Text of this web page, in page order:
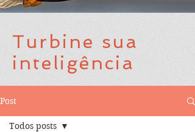
Turbine sua
inteligência
Post
Todos posts